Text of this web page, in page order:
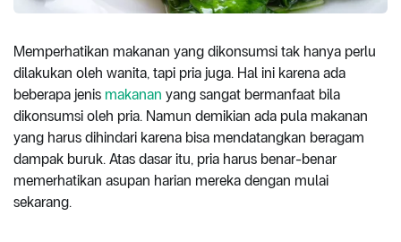
Memperhatikan makanan yang dikonsumsi tak hanya perlu
dilakukan oleh wanita, tapi pria juga. Hal ini karena ada
beberapa jenis makanan yang sangat bermanfaat bila
dikonsumsi oleh pria. Namun demikian ada pula makanan
yang harus dihindari karena bisa mendatangkan beragam
dampak buruk. Atas dasar itu, pria harus benar-benar
memerhatikan asupan harian mereka dengan mulai
sekarang.